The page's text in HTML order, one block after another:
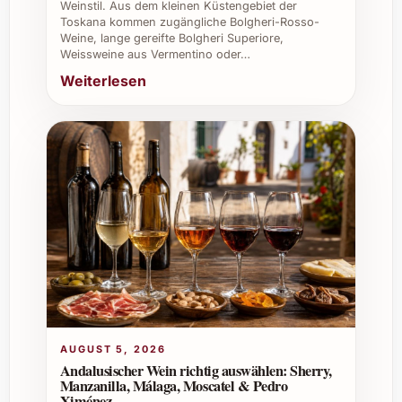
eine seriöse Quelle, um Qualität und
Authentizität zu gewährleisten.
Tipps für private und berufliche
Private Feiern:
Perfekt für
Geburtstagsfeste, Familienessen oder
als Begleiter zu einem gemütlichen
Grillabend.
Weihnachten und Silvester:Elegant
und unkompliziert, das ideale Geschenk
und ein Genuss bei festlichen Menüs.
Sommerfeste:Dank seiner Frische ein
toller Wein für gesellige Stunden im
Freien.
Caterings und Gastronomie:
Eindrucksvoller Wein für Menüs in
Restaurants oder bei Events, die
Weinstil. Aus dem kleinen Küstengebiet der
Toskana kommen zugängliche Bolgheri-Rosso-
Weine, lange gereifte Bolgheri Superiore,
Weissweine aus Vermentino oder…
Weiterlesen
AUGUST 5, 2026
Andalusischer Wein richtig auswählen: Sherry,
Manzanilla, Málaga, Moscatel & Pedro